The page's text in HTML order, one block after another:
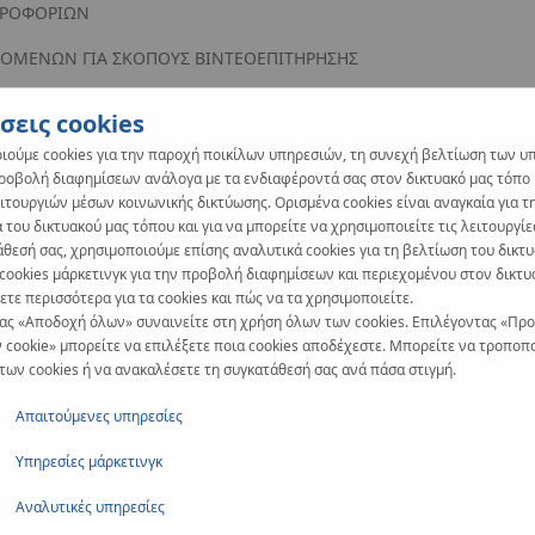
ΓΙΑ ΣΚΟΠΟΥΣ ΒΙΝΤΕΟΕΠΙΤΗΡΗΣΗΣ
ΠΡΟΣΤΑΣΙΑ ΤΩΝ ΔΕΔΟΜΕΝΩΝ ΠΡΟΣΩΠΙΚΟΥ ΧΑΡΑΚΤΗΡΑ
με την επεξεργασία δεδομένων προσωπικού χαρακτήρα
τα δεδομένα προσωπικού χαρακτήρα. Χρησιμοποιούμε τα
Προστασίας Δεδομένων πληροί την υποχρέωση της KAN
του Συμβουλίου (ΕΕ) 2016/679 της 27ης Απριλίου 2016
κυκλοφορία των δεδομένων αυτών και την κατάργηση
προσωπικού χαρακτήρα που συλλέγουμε,
cookies
cookies για την παροχή ποικίλων υπηρεσιών, τη συνεχή βελτίωση των
διαφημίσεων ανάλογα με τα ενδιαφέροντά σας στον δικτυακό μας τόπο
μέσων κοινωνικής δικτύωσης. Ορισμένα cookies είναι αναγκαία για
του δικτυακού μας τόπου και για να μπορείτε να χρησιμοποιείτε τις
σας, χρησιμοποιούμε επίσης αναλυτικά cookies για τη βελτίωση του
μάρκετινγκ για την προβολή διαφημίσεων και περιεχομένου στον
περισσότερα για τα cookies και πώς να τα χρησιμοποιείτε.
«Αποδοχή όλων» συναινείτε στη χρήση όλων των cookies. Επιλέγοντας
cookie» μπορείτε να επιλέξετε ποια cookies αποδέχεστε. Μπορείτε να
των cookies ή να ανακαλέσετε τη συγκατάθεσή σας ανά πάσα στιγμή.
Απαιτούμενες υπηρεσίες
Υπηρεσίες μάρκετινγκ
Αναλυτικές υπηρεσίες